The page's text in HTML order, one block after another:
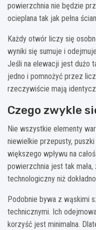
powierzchnia nie będzie
ocieplana tak jak pełna
Każdy otwór liczy się
wyniki się sumuje i
Jeśli na elewacji jest dużo
jedno i pomnożyć przez
rzeczywiście mają
Czego zwykle
Nie wszystkie elementy
niewielkie przepusty,
większego wpływu na
powierzchnia jest tak
technologiczny niż
Podobnie bywa z wąskimi
technicznymi. Ich
korzyść jest minimalna.